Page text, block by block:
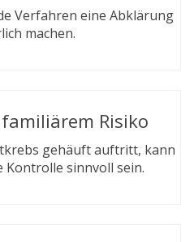
Verfahren eine Abklärung
machen.
Risiko
gehäuft auftritt, kann
Kontrolle sinnvoll sein.